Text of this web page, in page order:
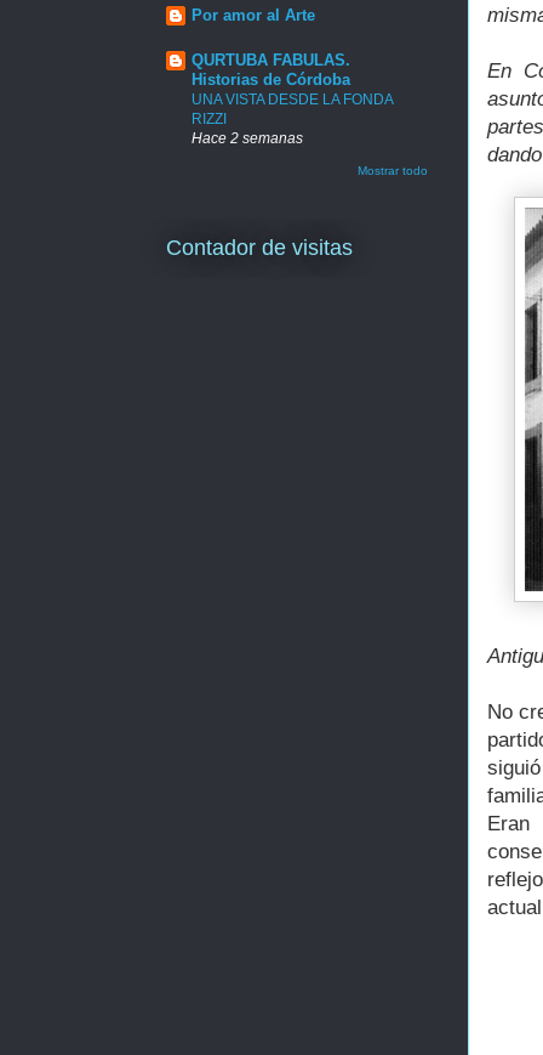
En
No
Por amor al Arte
QURTUBA FABULAS.
Historias de Córdoba
UNA VISTA DESDE LA FONDA
RIZZI
Hace 2 semanas
Mostrar todo
Contador de visitas